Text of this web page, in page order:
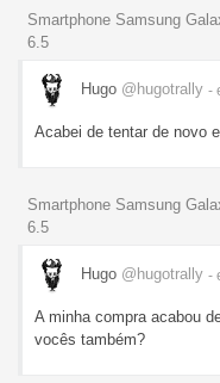
Smartphone Samsung
6.5
Hugo @hugotrally -
Acabei de tentar de novo
Smartphone Samsung
6.5
Hugo @hugotrally -
A minha compra acabou
vocês também?